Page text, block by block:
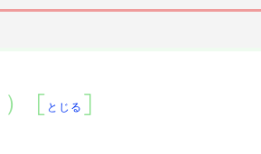
[ とじる ]